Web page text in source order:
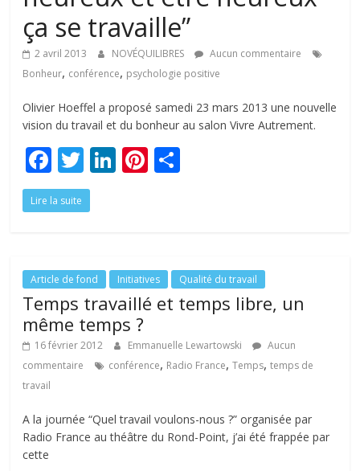
ça se travaille”
2 avril 2013 NOVÉQUILIBRES
Aucun commentaire
Bonheur, conférence, psychologie positive
Olivier Hoeffel a proposé samedi 23 mars 2013 une nouvelle
vision du travail et du bonheur au salon Vivre Autrement.
F
ac
e
o
o
k
T
w
itt
Li
dI
n
Pi
st er
Lire la suite
Article de fond Initiatives Qualité du travail
Temps travaillé et temps libre, un
même temps ?
16 février 2012 Emmanuelle Lewartowski
Aucun
commentaire
conférence, Radio France,Temps,temps de
travail
A la journée “Quel travail voulons-nous ?” organisée par
Radio France au théâtre du Rond-Point, j’ai été frappée par
cette